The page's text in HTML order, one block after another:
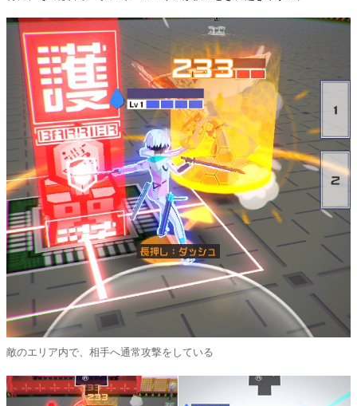
敵のエリア内で、相手へ通常攻撃をしている